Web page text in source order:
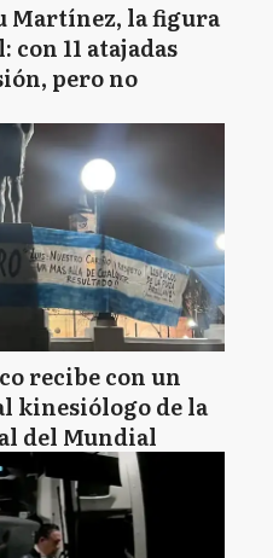
Martínez, la figura
11 atajadas
pero no
recibe con un
kinesiólogo de la
del Mundial